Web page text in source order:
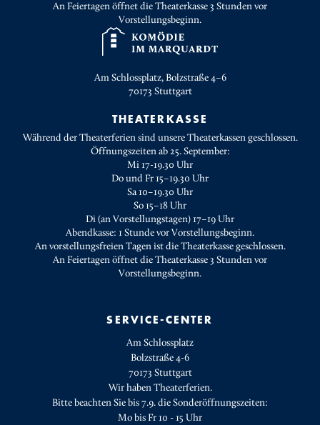
An Feiertagen öffnet die Theaterkasse 3 Stunden vor
Vorstellungsbeginn.
Am Schlossplatz, Bolzstraße 4–6
70173 Stuttgart
THEATERKASSE
Während der Theaterferien sind unsere Theaterkassen geschlossen.
Öffnungszeiten ab 25. September:
Mi 17-19.30 Uhr
Do und Fr 15–19.30 Uhr
Sa 10–19.30 Uhr
So 15–18 Uhr
Di (an Vorstellungstagen) 17–19 Uhr
Abendkasse: 1 Stunde vor Vorstellungsbeginn.
An vorstellungsfreien Tagen ist die Theaterkasse geschlossen.
An Feiertagen öffnet die Theaterkasse 3 Stunden vor
Vorstellungsbeginn.
SERVICE-CENTER
Am Schlossplatz
Bolzstraße 4-6
70173 Stuttgart
Wir haben Theaterferien.
Bitte beachten Sie bis 7.9. die Sonderöffnungszeiten:
Mo bis Fr 10 - 15 Uhr